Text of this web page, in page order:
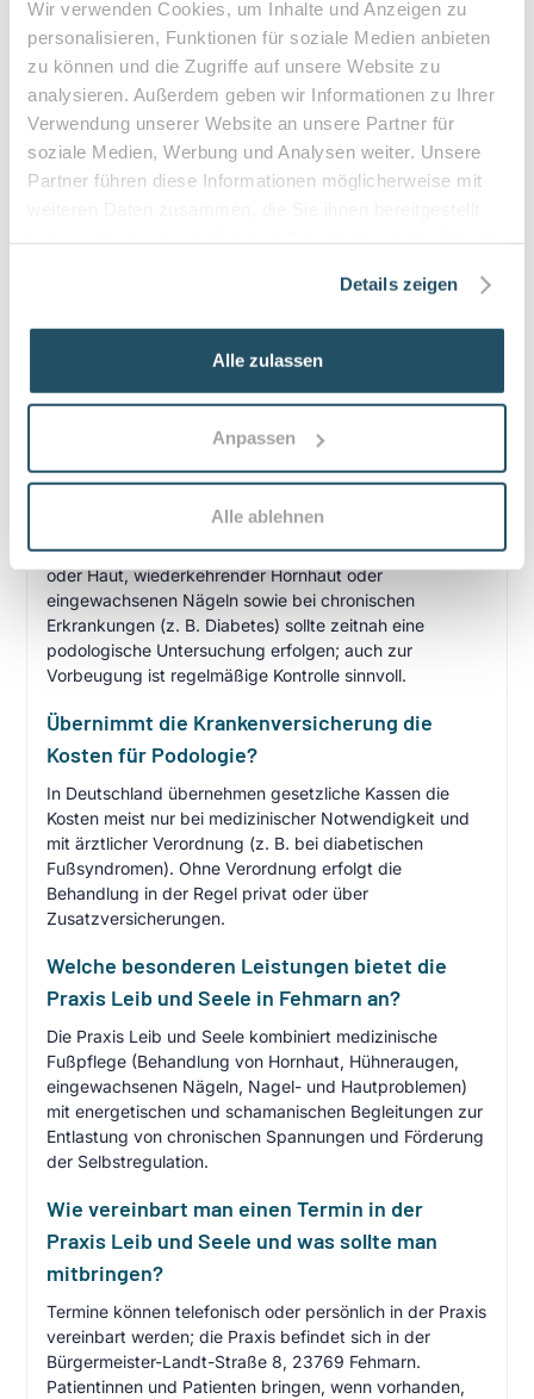
Wir verwenden Cookies, um Inhalte und Anzeigen zu
personalisieren, Funktionen für soziale Medien anbieten
zu können und die Zugriffe auf unsere Website zu
analysieren. Außerdem geben wir Informationen zu Ihrer
Verwendung unserer Website an unsere Partner für
soziale Medien, Werbung und Analysen weiter. Unsere
Partner führen diese Informationen möglicherweise mit
Details zeigen
Alle zulassen
Anpassen
Alle ablehnen
• Befreiung bei chronischen Erkrankungen möglich
•Privatleistungen nach individueller Vereinbarung
• Hausbesuche bei medizinischer Notwendigkeit
Häufige Fragen zum Praxisbesuch
Behandlung von Füßen bei medizinischen Problemen:
dazu gehören die Versorgung von Hornhaut,
und Hauterkrankungen. Ziel ist Schmerzlinderung,
Infektionsprophylaxe und Erhalt der Mobilität.
Wann sollte eine Person eine podologische
Behandlung in Anspruch nehmen?
Bei Schmerzen, sichtbaren Veränderungen an Nägeln
oder Haut, wiederkehrender Hornhaut oder
eingewachsenen Nägeln sowie bei chronischen
Erkrankungen (z. B. Diabetes) sollte zeitnah eine
podologische Untersuchung erfolgen; auch zur
Vorbeugung ist regelmäßige Kontrolle sinnvoll.
Übernimmt die Krankenversicherung die
Kosten für Podologie?
In Deutschland übernehmen gesetzliche Kassen die
Kosten meist nur bei medizinischer Notwendigkeit und
mit ärztlicher Verordnung (z. B. bei diabetischen
Fußsyndromen). Ohne Verordnung erfolgt die
Behandlung in der Regel privat oder über
Zusatzversicherungen.
Welche besonderen Leistungen bietet die
Praxis Leib und Seele in Fehmarn an?
Die Praxis Leib und Seele kombiniert medizinische
Fußpflege (Behandlung von Hornhaut, Hühneraugen,
eingewachsenen Nägeln, Nagel- und Hautproblemen)
mit energetischen und schamanischen Begleitungen zur
Entlastung von chronischen Spannungen und Förderung
der Selbstregulation.
Wie vereinbart man einen Termin in der
Praxis Leib und Seele und was sollte man
mitbringen?
Termine können telefonisch oder persönlich in der Praxis
vereinbart werden; die Praxis befindet sich in der
Bürgermeister-Landt-Straße 8, 23769 Fehmarn.
Patientinnen und Patienten bringen, wenn vorhanden,